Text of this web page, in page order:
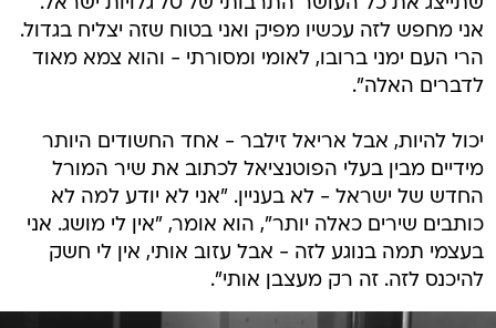
אני מחפש לזה עכשיו מפיק ואני בטוח שזה יצליח בגדול.
הרי העם ימני ברובו, לאומי ומסורתי - והוא צמא מאוד
לדברים האלה".
יכול להיות, אבל אריאל זילבר - אחד החשודים היותר
מידיים מבין בעלי הפוטנציאל לכתוב את שיר המורל
החדש של ישראל - לא בעניין. "אני לא יודע למה לא
כותבים שירים כאלה יותר", הוא אומר, "אין לי מושג. אני
בעצמי תמה בנוגע לזה - אבל עזוב אותי, אין לי חשק
להיכנס לזה. זה רק מעצבן אותי".